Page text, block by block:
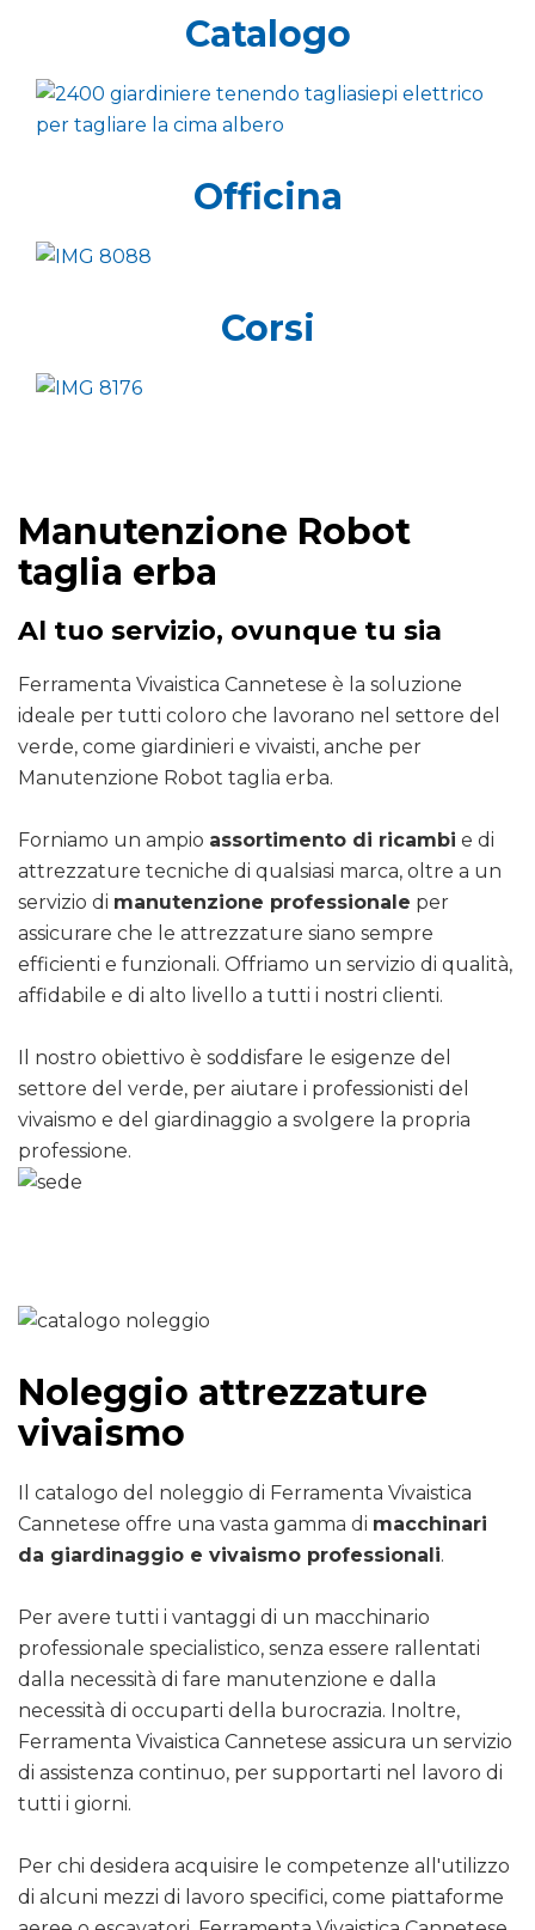
Catalogo
Officina
Corsi
Manutenzione Robot
taglia erba
Al tuo servizio, ovunque tu sia
Ferramenta Vivaistica Cannetese è la soluzione
ideale per tutti coloro che lavorano nel settore del
verde, come giardinieri e vivaisti, anche per
Manutenzione Robot taglia erba.
Forniamo un ampio assortimento di ricambi e di
attrezzature tecniche di qualsiasi marca, oltre a un
servizio di manutenzione professionale per
assicurare che le attrezzature siano sempre
efficienti e funzionali. Offriamo un servizio di qualità,
affidabile e di alto livello a tutti i nostri clienti.
Il nostro obiettivo è soddisfare le esigenze del
settore del verde, per aiutare i professionisti del
vivaismo e del giardinaggio a svolgere la propria
professione.
Noleggio attrezzature
vivaismo
Il catalogo del noleggio di Ferramenta Vivaistica
Cannetese offre una vasta gamma di macchinari
da giardinaggio e vivaismo professionali.
Per avere tutti i vantaggi di un macchinario
professionale specialistico, senza essere rallentati
dalla necessità di fare manutenzione e dalla
necessità di occuparti della burocrazia. Inoltre,
Ferramenta Vivaistica Cannetese assicura un servizio
di assistenza continuo, per supportarti nel lavoro di
tutti i giorni.
Per chi desidera acquisire le competenze all'utilizzo
di alcuni mezzi di lavoro specifici, come piattaforme